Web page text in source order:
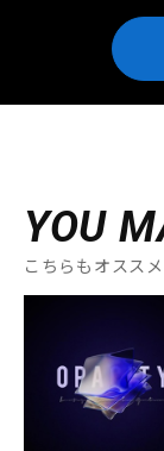
YOU
こちらもオススメ